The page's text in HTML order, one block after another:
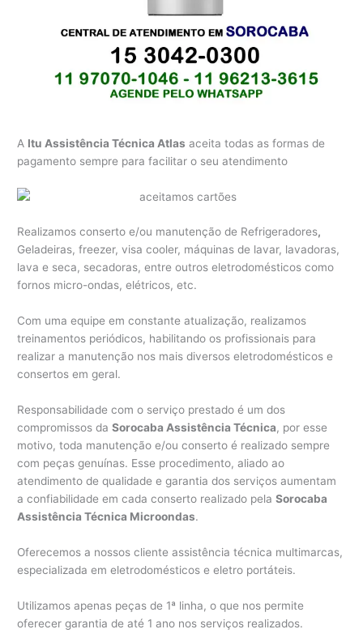
A Itu Assistência Técnica Atlas aceita todas as formas de
pagamento sempre para facilitar o seu atendimento
Realizamos conserto e/ou manutenção de Refrigeradores,
Geladeiras, freezer, visa cooler, máquinas de lavar, lavadoras,
lava e seca, secadoras, entre outros eletrodomésticos como
fornos micro-ondas, elétricos, etc.
Com uma equipe em constante atualização, realizamos
treinamentos periódicos, habilitando os profissionais para
realizar a manutenção nos mais diversos eletrodomésticos e
consertos em geral.
Responsabilidade com o serviço prestado é um dos
compromissos daSorocaba Assistência Técnica, por esse
motivo, toda manutenção e/ou conserto é realizado sempre
com peças genuínas. Esse procedimento, aliado ao
atendimento de qualidade e garantia dos serviços aumentam
a confiabilidade em cada conserto realizado pelaSorocaba
Assistência Técnica Microondas.
Oferecemos a nossos cliente assistência técnica multimarcas,
especializada em eletrodomésticos e eletro portáteis.
Utilizamos apenas peças de 1ª linha, o que nos permite
oferecer garantia de até 1 ano nos serviços realizados.